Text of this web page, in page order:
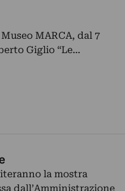
MARCA, dal 7
Giglio “Le…
la mostra
dall’Amministrazione